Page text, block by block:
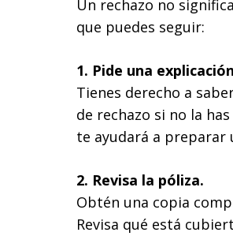
Un rechazo no
que puedes seguir:
1. Pide una
Tienes derecho a
de rechazo si no la
te ayudará a preparar
2. Revisa la póliza.
Obtén una copia
Revisa qué está